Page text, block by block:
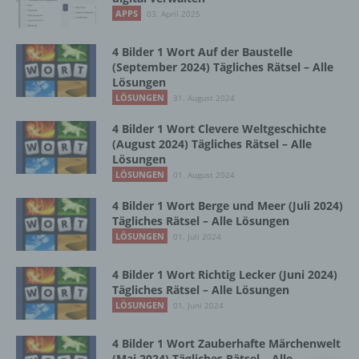
APPS 03. April 2025
4 Bilder 1 Wort Auf der Baustelle
(September 2024) Tägliches Rätsel – Alle
Lösungen
LÖSUNGEN 31. August 2024
4 Bilder 1 Wort Clevere Weltgeschichte
(August 2024) Tägliches Rätsel – Alle
Lösungen
LÖSUNGEN 01. August 2024
4 Bilder 1 Wort Berge und Meer (Juli 2024)
Tägliches Rätsel – Alle Lösungen
LÖSUNGEN 01. Juli 2024
4 Bilder 1 Wort Richtig Lecker (Juni 2024)
Tägliches Rätsel – Alle Lösungen
LÖSUNGEN 01. Juni 2024
4 Bilder 1 Wort Zauberhafte Märchenwelt
Zusammenhang mit personenbezogenen
Organisation, das Ordnen, die Speicherung,
die Anpassung oder Veränderung, das
Auslesen, das Abfragen, die Verwendung,
die Offenlegung durch Übermittlung,
Bereitstellung, den Abgleich oder die
Verknüpfung, die Einschränkung, das
Löschen oder die Vernichtung.
d) Einschränkung der Verarbeitung
Einschränkung der Verarbeitung ist die
Markierung gespeicherter
personenbezogener Daten mit dem Ziel, ihre
künftige Verarbeitung einzuschränken.
e) Profiling